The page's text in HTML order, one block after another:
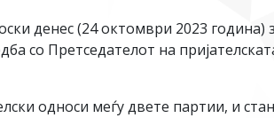
денес (24 октомври 2023
со Претседателот на
односи меѓу двете партии, и